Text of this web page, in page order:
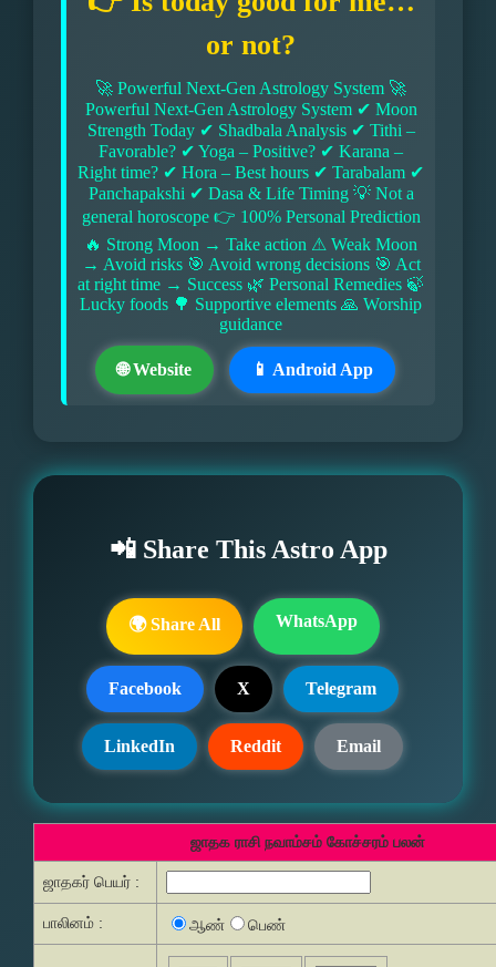
or not?
🚀 Powerful Next-Gen Astrology System 🚀
Powerful Next-Gen Astrology System ✔ Moon
Strength Today ✔ Shadbala Analysis ✔ Tithi –
Favorable? ✔ Yoga – Positive? ✔ Karana –
Right time? ✔ Hora – Best hours ✔ Tarabalam ✔
Panchapakshi ✔ Dasa & Life Timing 💡 Not a
general horoscope 👉 100% Personal Prediction
🔥 Strong Moon → Take action ⚠ Weak Moon
→ Avoid risks 🎯 Avoid wrong decisions 🎯 Act
at right time → Success 🌿 Personal Remedies 🍃
Lucky foods 🌳 Supportive elements 🙏 Worship
guidance
🌐 Website 📱 Android App
📲 Share This Astro App
🌍 Share All WhatsApp
Facebook X Telegram
LinkedIn Reddit Email
ஜாதக ராசி நவாம்சம் கோச்சரம் பலன்
ஜாதகர் பெயர் :
பாலினம் : ஆண் பெண்